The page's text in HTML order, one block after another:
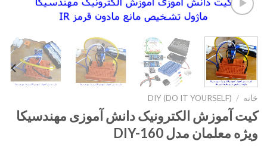
خانه /
DIY (DO IT YOURSELF)
کیت آموزش الکترونیک دانش آموزی مهندسیکا
ویژه معلمان مدل DIY-160